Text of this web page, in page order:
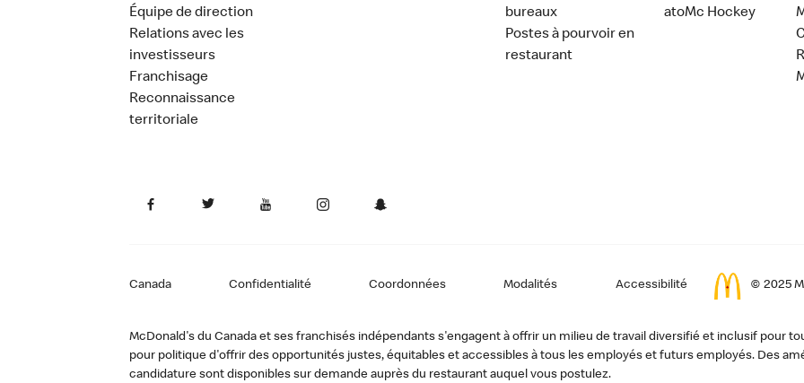
Équipe de direction
Relations avec les
investisseurs
Franchisage
Reconnaissance
territoriale
bureaux
Postes à pourvoir en
restaurant
atoMc Hockey
Canada Confidentialité Coordonnées Modalités Accessibilité © 2025
McDonald's du Canada et ses franchisés indépendants s'engagent à offrir un milieu de travail diversifié et inclusif pour
pour politique d'offrir des opportunités justes, équitables et accessibles à tous les employés et futurs employés. Des
candidature sont disponibles sur demande auprès du restaurant auquel vous postulez.